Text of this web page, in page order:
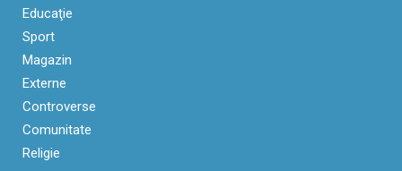
Educaţie
Sport
Magazin
Externe
Controverse
Comunitate
Religie